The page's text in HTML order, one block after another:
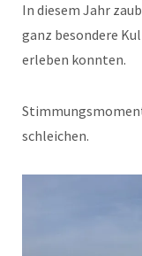
In diesem Jahr
ganz besondere
erleben konnten.
schleichen.